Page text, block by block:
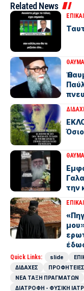
Related News
Ἡ
την
Quick Links: slide
ΔΙΔΑΧΕΣ
ΠΡΟΦΗΤΕΙΕΣ
ΝΕΑ ΤΑΞΗ ΠΡΑΓΜΑΤΩΝ
ΔΙΑΤΡΟΦΗ - ΦΥΣΙΚΗ